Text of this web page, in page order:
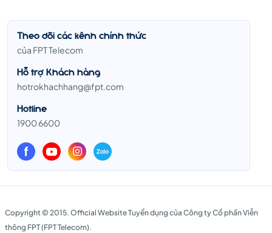
Theo dõi các kênh chính thức
của FPT Telecom
Hỗ trợ Khách hàng
hotrokhachhang@fpt.com
Hotline
1900 6600
Copyright © 2015. Official Website Tuyển dụng của Công ty Cổ phần Viễn
thông FPT (FPT Telecom).